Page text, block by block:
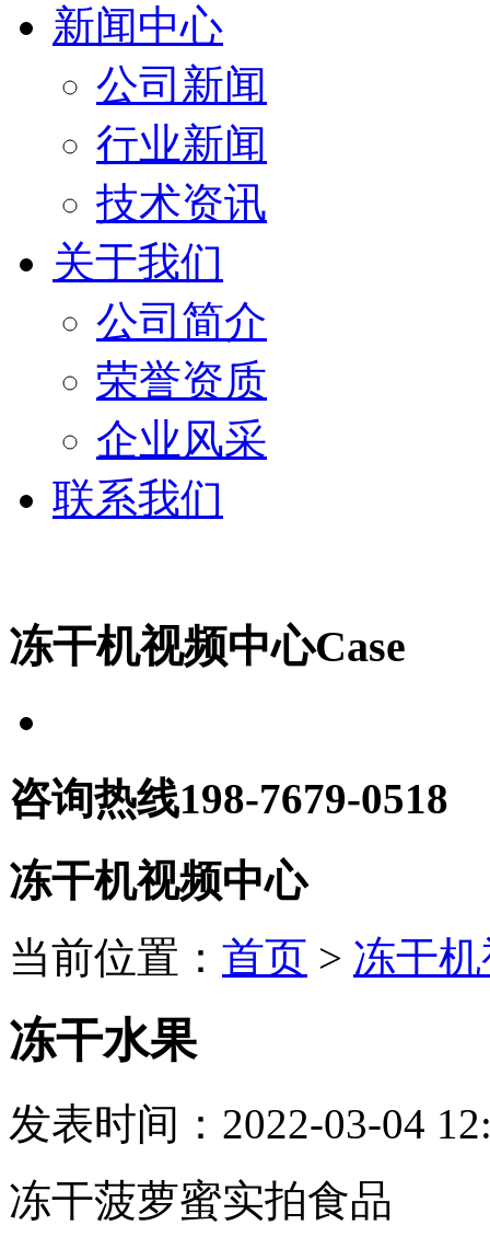
新闻中心
公司新闻
行业新闻
技术资讯
关于我们
公司简介
荣誉资质
企业风采
联系我们
冻干机视频中心Case
咨询热线198-7679-0518
冻干机视频中心
当前位置： 首页 > 冻干
冻干水果
发表时间：2022-03-04
冻干菠萝蜜实拍食品